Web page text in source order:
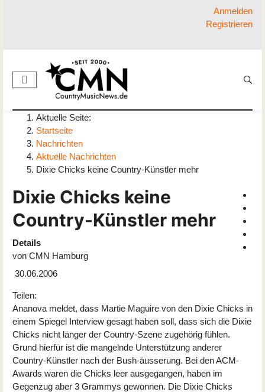
Anmelden
Registrieren
Aktuelle Seite:
Startseite
Nachrichten
Aktuelle Nachrichten
Dixie Chicks keine Country-Künstler mehr
Dixie Chicks keine
Country-Künstler mehr
Details
von CMN Hamburg
30.06.2006
Teilen:
Ananova meldet, dass Martie Maguire von den Dixie Chicks in
einem Spiegel Interview gesagt haben soll, dass sich die Dixie
Chicks nicht länger der Country-Szene zugehörig fühlen.
Grund hierfür ist die mangelnde Unterstützung anderer
Country-Künstler nach der Bush-äusserung. Bei den ACM-
Awards waren die Chicks leer ausgegangen, haben im
Gegenzug aber 3 Grammys gewonnen. Die Dixie Chicks